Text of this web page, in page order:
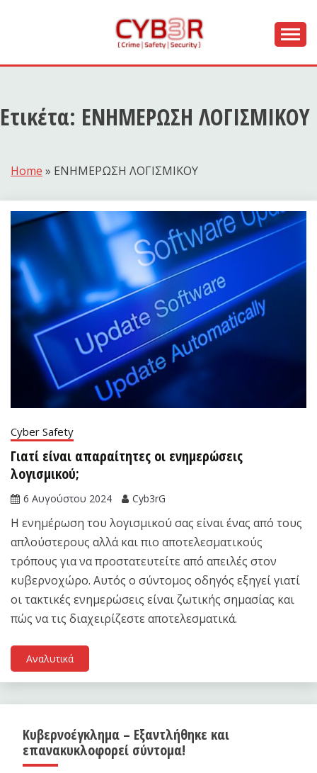
CYB3R
Ετικέτα: ΕΝΗΜΕΡΩΣΗ ΛΟΓΙΣΜΙΚΟΥ
Home » ΕΝΗΜΕΡΩΣΗ ΛΟΓΙΣΜΙΚΟΥ
Cyber Safety
Γιατί είναι απαραίτητες οι ενημερώσεις
λογισμικού;
6 Αυγούστου 2024 Cyb3rG
Η ενημέρωση του λογισμικού σας είναι ένας από τους
απλούστερους αλλά και πιο αποτελεσματικούς
τρόπους για να προστατευτείτε από απειλές στον
κυβερνοχώρο. Αυτός ο σύντομος οδηγός εξηγεί γιατί
οι τακτικές ενημερώσεις είναι ζωτικής σημασίας και
πώς να τις διαχειρίζεστε αποτελεσματικά.
Αναλυτικά
Κυβερνοέγκλημα – Εξαντλήθηκε και
επανακυκλοφορεί σύντομα!